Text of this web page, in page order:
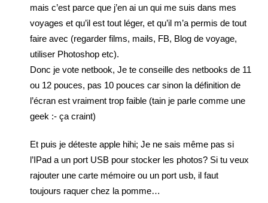
mais c’est parce que j’en ai un qui me suis dans mes
voyages et qu’il est tout léger, et qu’il m’a permis de tout
faire avec (regarder films, mails, FB, Blog de voyage,
utiliser Photoshop etc).
Donc je vote netbook, Je te conseille des netbooks de 11
ou 12 pouces, pas 10 pouces car sinon la définition de
l’écran est vraiment trop faible (tain je parle comme une
geek :- ça craint)
Et puis je déteste apple hihi; Je ne sais même pas si
l’IPad a un port USB pour stocker les photos? Si tu veux
rajouter une carte mémoire ou un port usb, il faut
toujours raquer chez la pomme…